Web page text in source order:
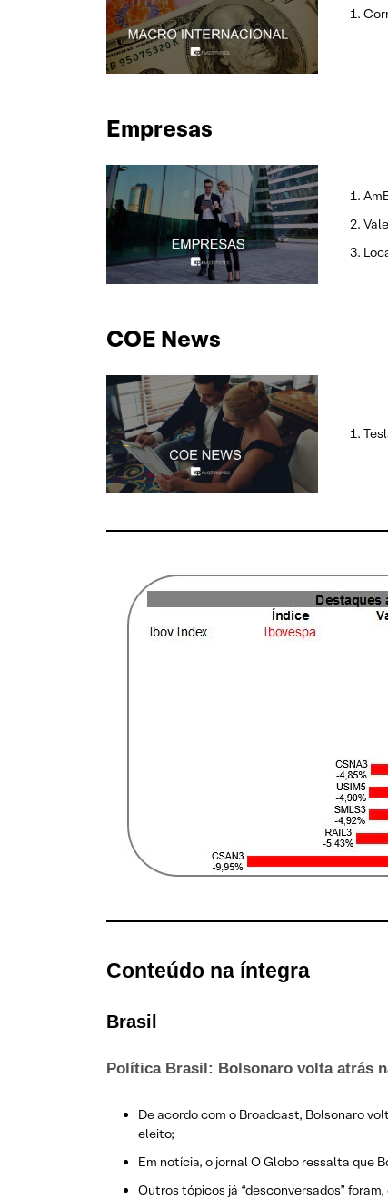
Empresas
COE News
Conteúdo na íntegra
Brasil
Política Brasil: Bolsonaro volta atrás
De acordo com o Broadcast, Bolsonaro
eleito;
Em notícia, o jornal O Globo ressalta que
Outros tópicos já “desconversados”